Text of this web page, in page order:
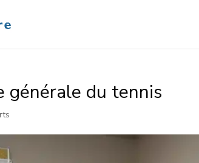
générale du tennis